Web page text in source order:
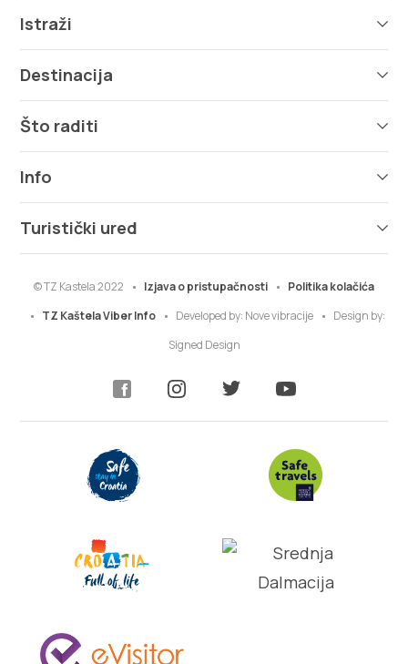
Istraži
Destinacija
Što raditi
Info
Turistički ured
© TZ Kastela 2022 Izjava o pristupačnosti
Politika kolačića
TZ Kaštela Viber Info
Developed by: Nove vibracije
Design by:
Signed Design